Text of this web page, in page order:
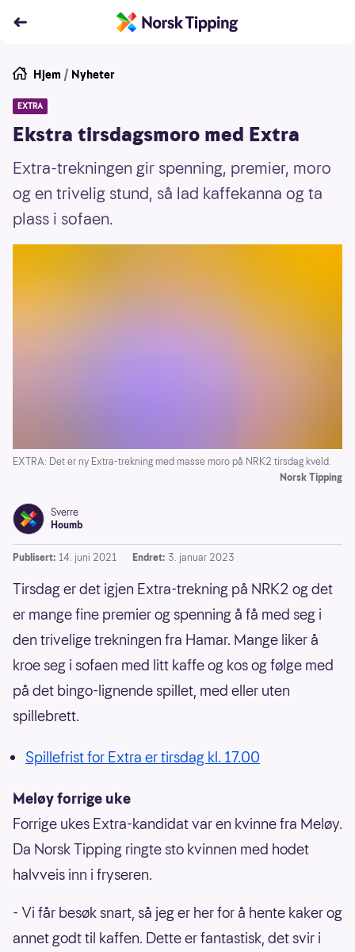
Hjem / Nyheter
EXTRA
Ekstra tirsdagsmoro med Extra
Extra-trekningen gir spenning, premier, moro
og en trivelig stund, så lad kaffekanna og ta
plass i sofaen.
EXTRA: Det er ny Extra-trekning med masse moro på NRK2 tirsdag kveld.
Norsk Tipping
Sverre
Houmb
Publisert: 14. juni 2021 Endret: 3. januar 2023
Tirsdag er det igjen Extra-trekning på NRK2 og det
er mange fine premier og spenning å få med seg i
den trivelige trekningen fra Hamar. Mange liker å
kroe seg i sofaen med litt kaffe og kos og følge med
på det bingo-lignende spillet, med eller uten
spillebrett.
Spillefrist for Extra er tirsdag kl. 17.00
Meløy forrige uke
Forrige ukes Extra-kandidat var en kvinne fra Meløy.
Da Norsk Tipping ringte sto kvinnen med hodet
halvveis inn i fryseren.
- Vi får besøk snart, så jeg er her for å hente kaker og
annet godt til kaffen. Dette er fantastisk, det svir i